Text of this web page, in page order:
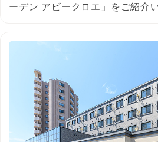
ーデン アビークロエ」をご紹介